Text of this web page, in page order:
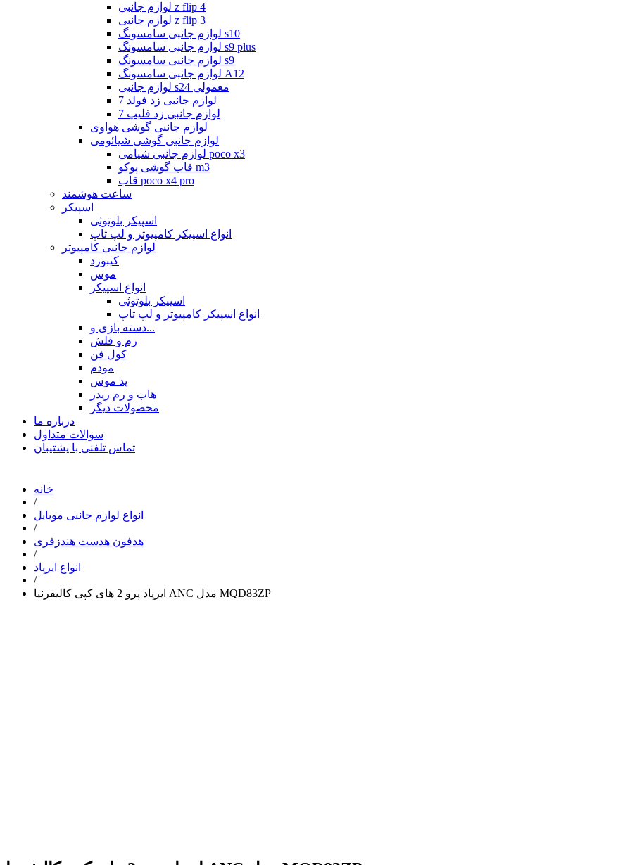
لوازم جانبی z flip 4
لوازم جانبی z flip 3
لوازم جانبی سامسونگ s10
لوازم جانبی سامسونگ s9 plus
لوازم جانبی سامسونگ s9
لوازم جانبی سامسونگ A12
لوازم جانبی s24 معمولی
لوازم جانبی زد فولد 7
لوازم جانبی زد فلیپ 7
لوازم جانبی گوشی هواوی
لوازم جانبی گوشی شیائومی
لوازم جانبی شیامی poco x3
قاب گوشی پوکو m3
قاب poco x4 pro
ساعت هوشمند
اسپیکر
اسپیکر بلوتوثی
انواع اسپیکر کامپیوتر و لپ تاپ
لوازم جانبی کامپیوتر
کیبورد
موس
انواع اسپیکر
اسپیکر بلوتوثی
انواع اسپیکر کامپیوتر و لپ تاپ
دسته بازی و...
رم و فلش
کول فن
مودم
پد موس
هاب و رم ریدر
محصولات دیگر
درباره ما
سوالات متداول
تماس تلفنی با پشتیبان
خانه
/
انواع لوازم جانبی موبایل
/
هدفون هدست هندزفری
/
انواع ایرپاد
/
ایرپاد پرو 2 های کپی کالیفرنیا ANC مدل MQD83ZP